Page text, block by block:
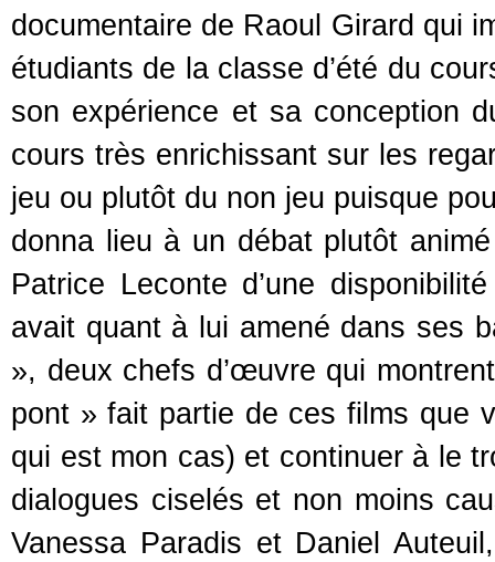
documentaire de Raoul Girard qui
étudiants de la classe d’été du
son expérience et sa conception
cours très enrichissant sur les
jeu ou plutôt du non jeu puisque
donna lieu à un débat plutôt
Patrice Leconte d’une
avait quant à lui amené dans ses
», deux chefs d’œuvre qui
pont » fait partie de ces films que
qui est mon cas) et continuer à le
dialogues ciselés et non moins
Vanessa Paradis et Daniel